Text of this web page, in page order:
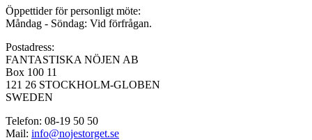
Öppettider för personligt möte:
Måndag - Söndag: Vid förfrågan.
Postadress:
FANTASTISKA NÖJEN AB
Box 100 11
121 26 STOCKHOLM-GLOBEN
SWEDEN
Telefon: 08-19 50 50
Mail: info@nojestorget.se